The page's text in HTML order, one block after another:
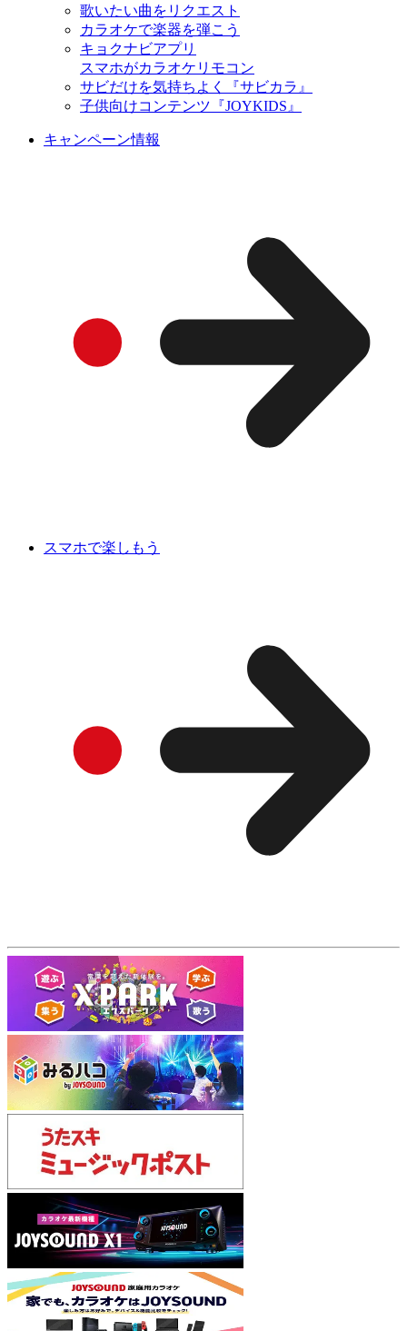
歌いたい曲をリクエスト
カラオケで楽器を弾こう
キョクナビアプリ
スマホがカラオケリモコン
サビだけを気持ちよく『サビカラ』
子供向けコンテンツ『JOYKIDS』
キャンペーン情報
スマホで楽しもう